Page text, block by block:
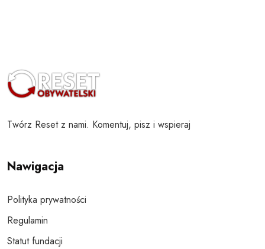
Twórz Reset z nami. Komentuj, pisz i wspieraj
Nawigacja
Polityka prywatności
Regulamin
Statut fundacji